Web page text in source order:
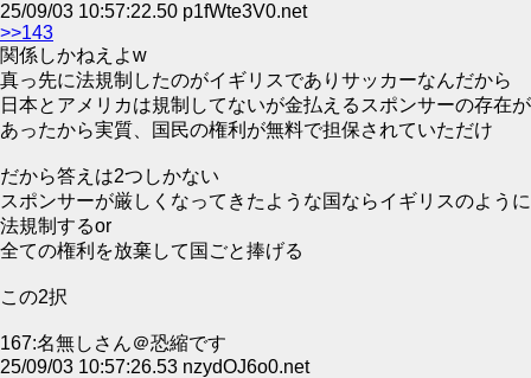
25/09/03 10:57:22.50 p1fWte3V0.net
>>143
関係しかねえよw
真っ先に法規制したのがイギリスでありサッカーなんだから
日本とアメリカは規制してないが金払えるスポンサーの存在が
あったから実質、国民の権利が無料で担保されていただけ
だから答えは2つしかない
スポンサーが厳しくなってきたような国ならイギリスのように
法規制するor
全ての権利を放棄して国ごと捧げる
この2択
167:名無しさん＠恐縮です
25/09/03 10:57:26.53 nzydOJ6o0.net